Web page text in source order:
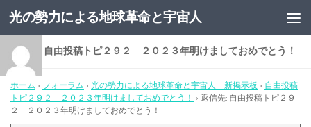
コンテンツへスキップ
光の勢力による地球革命と宇宙人
返信先: 自由投稿トピ２９２ ２０２３年明けましておめでとう！
ホーム › フォーラム › 光の勢力による地球革命と宇宙人 新掲示板 › 自由投稿
トピ２９２ ２０２３年明けましておめでとう！
› 返信先: 自由投稿トピ２９
２ ２０２３年明けましておめでとう！